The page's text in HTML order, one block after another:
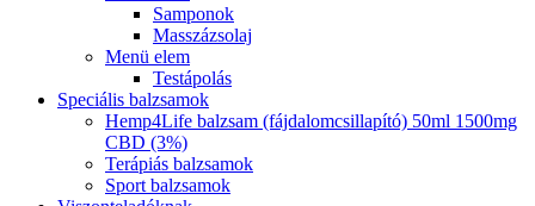
Samponok
Masszázsolaj
Menü elem
Testápolás
Speciális balzsamok
Hemp4Life balzsam (fájdalomcsillapító) 50ml 1500mg
CBD (3%)
Terápiás balzsamok
Sport balzsamok